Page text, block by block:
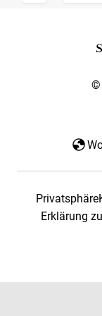
©
Privatsphäre
Erklärung